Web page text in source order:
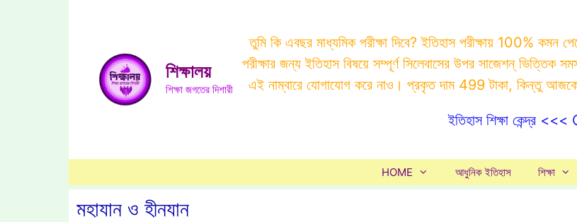
শিক্ষালয়
শিক্ষা জগতের দিশারী
তুমি কি এবছর মাধ্যমিক পরীক্ষা দিবে? ইতিহাস পরীক্ষায় 100% কমন
পরীক্ষার জন্য ইতিহাস বিষয়ে সম্পূর্ণ সিলেবাসের উপর সাজেশন্
এই নাম্বারে যোগাযোগ করে নাও। প্রকৃত দাম 499 টাকা, কিন্তু
ইতিহাস শিক্ষা কেন্দ্র
HOME আধুনিক ইতিহাস শিক্ষা
মহাযান ও হীনযান